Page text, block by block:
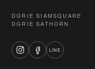
DGRIE SIAMSQUARE
DGRIE SATHORN
LINE